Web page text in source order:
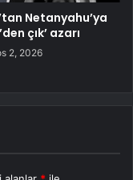
Netanyahu’ya
çık’ azarı
2, 2026